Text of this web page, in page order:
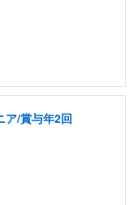
ア/賞与年2回